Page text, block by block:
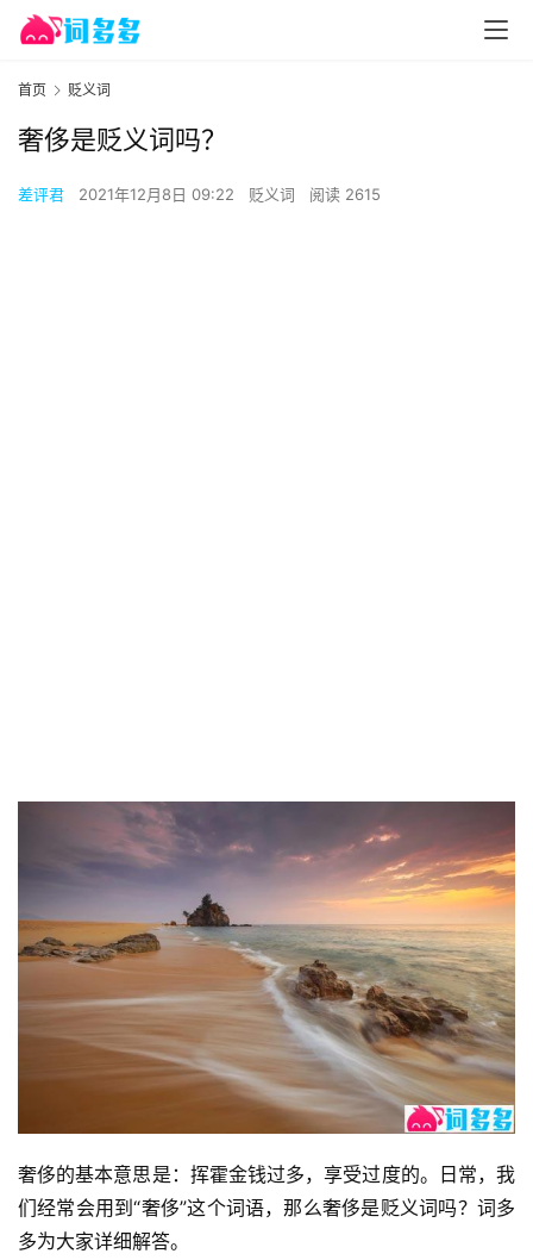
首页 贬义词
奢侈是贬义词吗？
差评君 2021年12月8日 09:22 贬义词 阅读 2615
奢侈的基本意思是：挥霍金钱过多，享受过度的。日常，我
们经常会用到“奢侈”这个词语，那么奢侈是贬义词吗？词多
多为大家详细解答。